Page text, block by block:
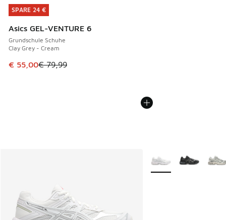
SPARE 24 €
Asics GEL-VENTURE 6
Grundschule Schuhe
Clay Grey - Cream
Dieser Artikel ist im Sale. Der Preis ist von € 79,99 auf €
€ 55,00€ 79,99
SPARE 24 €
Weitere Farben